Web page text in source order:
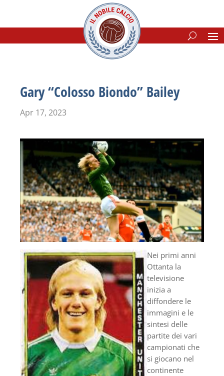
Gary “Colosso Biondo” Bailey
Apr 17, 2023
Nei primi anni
Ottanta la
televisione
inizia a
diffondere le
immagini e le
sintesi delle
partite dei vari
campionati che
si giocano nel
continente